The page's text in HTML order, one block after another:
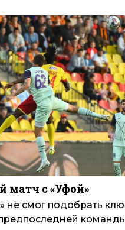
матч с «Уфой»
не смог подобрать